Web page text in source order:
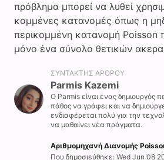
πρόβλημα μπορεί να λυθεί
κομμένες κατανομές όπως η
περικομμένη κατανομή Poisson
μόνο ένα σύνολο θετικών
ΣΥΝΤΆΚΤΗΣ ΆΡΘΡΟΥ
Parmis Kazemi
Ο Parmis είναι ένας δημιουργός
πάθος να γράφει και να
ενδιαφέρεται πολύ για την
να μαθαίνει νέα πράγματα.
Αριθμομηχανή Διανομής
Που δημοσιεύθηκε: Wed Jun 08